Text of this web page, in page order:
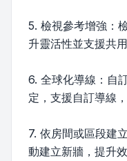
5. 檢視參考增強：
升靈活性並支援共用
6. 全球化導線：自
定，支援自訂導線
7. 依房間或區段建
動建立新牆，提升效